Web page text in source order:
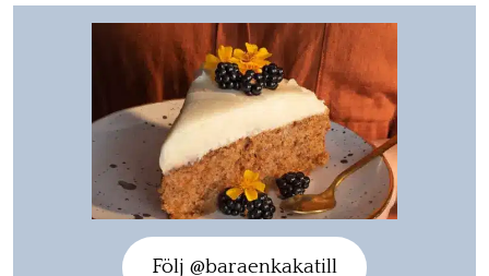
Följ @baraenkakatill